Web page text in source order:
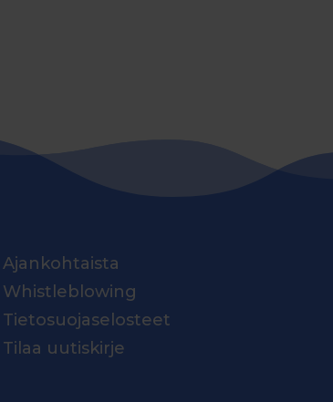
Ajankohtaista
Whistleblowing
Tietosuojaselosteet
Tilaa uutiskirje